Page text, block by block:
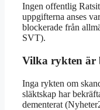
Ingen offentlig
uppgifterna anses
blockerade från
SVT).
Vilka rykten är
Inga rykten om
släktskap har
dementerat